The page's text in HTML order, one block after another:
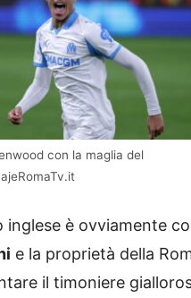
con la maglia del
inglese è ovviamente
e la proprietà della
il timoniere